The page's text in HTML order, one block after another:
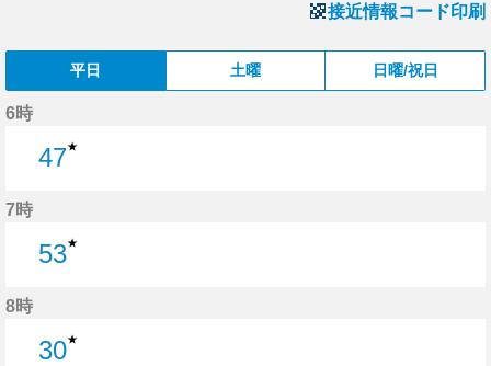
接近情報コード印刷
平日 土曜 日曜/祝日
6時
47★
7時
53★
8時
30★